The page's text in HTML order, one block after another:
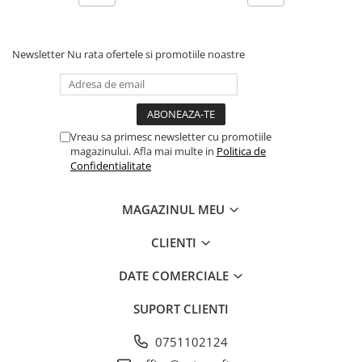
Curele ventilator
Pompe apa
Termostat apa
Cilindru hidraulic de ridicare
Cutie de viteze
Bucsa cutie viteze
Pinion cutie viteze
Rulmenti cutie viteze
Pinion reductor transmisie
Simering, garnitura reductor
Arbore ax priza de putere
Newsletter Nu rata ofertele si promotiile noastre
Vreau sa primesc newsletter cu promotiile
magazinului. Afla mai multe in Politica de
Confidentialitate
MAGAZINUL MEU
CLIENTI
DATE COMERCIALE
SUPORT CLIENTI
0751102124